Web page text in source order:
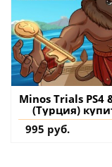
Minos Trials PS4
(Турция)
995 руб.